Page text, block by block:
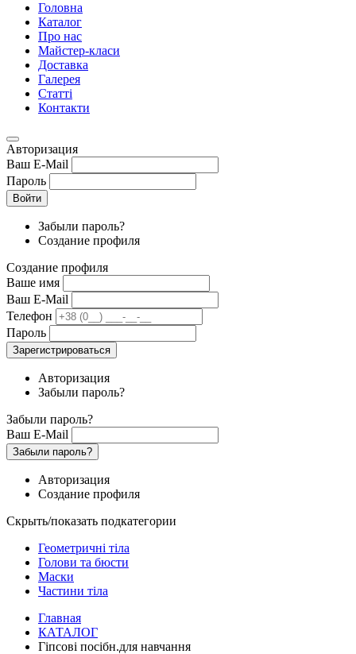
Головна
Каталог
Про нас
Майстер-класи
Доставка
Галерея
Статтi
Контакти
Авторизация
Ваш E-Mail
Пароль
Войти
Забыли пароль?
Создание профиля
Создание профиля
Ваше имя
Ваш E-Mail
Телефон
Пароль
Зарегистрироваться
Авторизация
Забыли пароль?
Забыли пароль?
Ваш E-Mail
Забыли пароль?
Авторизация
Создание профиля
Скрыть/показать подкатегории
Геометричні тіла
Голови та бюсти
Маски
Частини тіла
Главная
КАТАЛОГ
Гіпсові посібн.для навчання